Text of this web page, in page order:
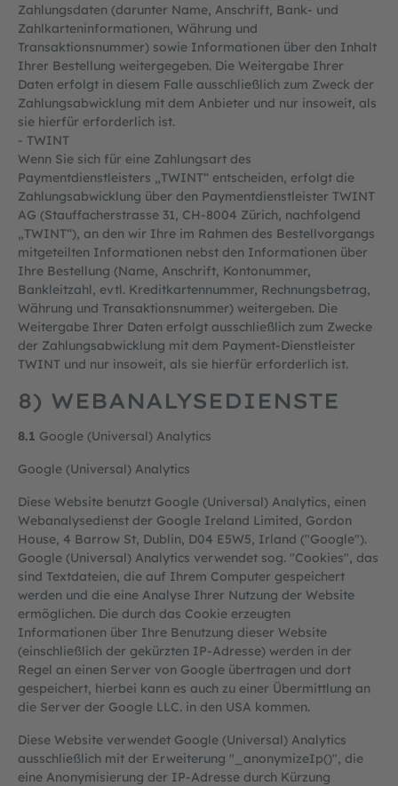
Zahlungsdaten (darunter Name, Anschrift, Bank- und
Zahlkarteninformationen, Währung und
Transaktionsnummer) sowie Informationen über den Inhalt
Ihrer Bestellung weitergegeben. Die Weitergabe Ihrer
Daten erfolgt in diesem Falle ausschließlich zum Zweck der
Zahlungsabwicklung mit dem Anbieter und nur insoweit, als
sie hierfür erforderlich ist.
- TWINT
Wenn Sie sich für eine Zahlungsart des
Paymentdienstleisters „TWINT“ entscheiden, erfolgt die
Zahlungsabwicklung über den Paymentdienstleister TWINT
AG (Stauffacherstrasse 31, CH-8004 Zürich, nachfolgend
„TWINT“), an den wir Ihre im Rahmen des Bestellvorgangs
mitgeteilten Informationen nebst den Informationen über
Ihre Bestellung (Name, Anschrift, Kontonummer,
Bankleitzahl, evtl. Kreditkartennummer, Rechnungsbetrag,
Währung und Transaktionsnummer) weitergeben. Die
Weitergabe Ihrer Daten erfolgt ausschließlich zum Zwecke
der Zahlungsabwicklung mit dem Payment-Dienstleister
TWINT und nur insoweit, als sie hierfür erforderlich ist.
8) WEBANALYSEDIENSTE
8.1 Google (Universal) Analytics
Google (Universal) Analytics
Diese Website benutzt Google (Universal) Analytics, einen
Webanalysedienst der Google Ireland Limited, Gordon
House, 4 Barrow St, Dublin, D04 E5W5, Irland ("Google").
Google (Universal) Analytics verwendet sog. "Cookies", das
sind Textdateien, die auf Ihrem Computer gespeichert
werden und die eine Analyse Ihrer Nutzung der Website
ermöglichen. Die durch das Cookie erzeugten
Informationen über Ihre Benutzung dieser Website
(einschließlich der gekürzten IP-Adresse) werden in der
Regel an einen Server von Google übertragen und dort
gespeichert, hierbei kann es auch zu einer Übermittlung an
die Server der Google LLC. in den USA kommen.
Diese Website verwendet Google (Universal) Analytics
ausschließlich mit der Erweiterung "_anonymizeIp()", die
eine Anonymisierung der IP-Adresse durch Kürzung